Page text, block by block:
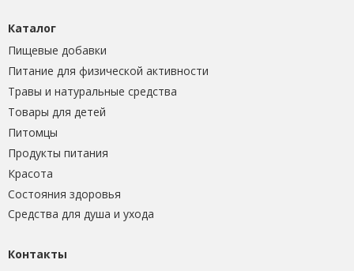
Каталог
Пищевые добавки
Питание для физической активности
Травы и натуральные средства
Товары для детей
Питомцы
Продукты питания
Красота
Состояния здоровья
Средства для душа и ухода
Контакты